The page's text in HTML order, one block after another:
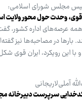
مجلس شورای اسلامی:
وحدت حول محور ولایت
عرصه‌های اداره کشور،
بارها در مصاحبه‌ها نیز
با این رویکرد، ایران قوی
آملی‌لاریجانی
سرپرست